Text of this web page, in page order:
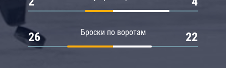
Броски по воротам
26 22